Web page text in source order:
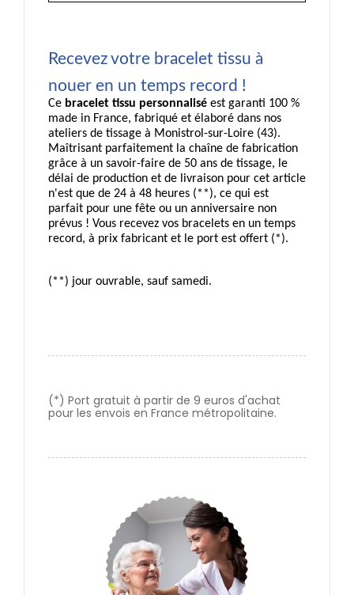
Recevez votre bracelet tissu à
nouer en un temps record !
Ce bracelet tissu personnalisé est garanti 100 %
made in France, fabriqué et élaboré dans nos
ateliers de tissage à Monistrol-sur-Loire (43).
Maîtrisant parfaitement la chaîne de fabrication
grâce à un savoir-faire de 50 ans de tissage, le
délai de production et de livraison pour cet article
n'est que de 24 à 48 heures (**), ce qui est
parfait pour une fête ou un anniversaire non
prévus ! Vous recevez vos bracelets en un temps
record, à prix fabricant et le port est offert (*).
(**) jour ouvrable, sauf samedi.
(*) Port gratuit à partir de 9 euros d'achat
pour les envois en France métropolitaine.